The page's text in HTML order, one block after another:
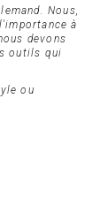
Nous,
à
devons
outils qui
ou